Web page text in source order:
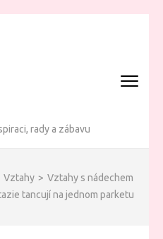
rady a zábavu
Vztahy > Vztahy s nádechem
tancují na jednom parketu